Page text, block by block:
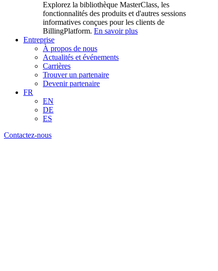
Explorez la bibliothèque MasterClass, les
fonctionnalités des produits et d'autres sessions
informatives conçues pour les clients de
BillingPlatform. En savoir plus
Entreprise
À propos de nous
Actualités et événements
Carrières
Trouver un partenaire
Devenir partenaire
FR
EN
DE
ES
Contactez-nous